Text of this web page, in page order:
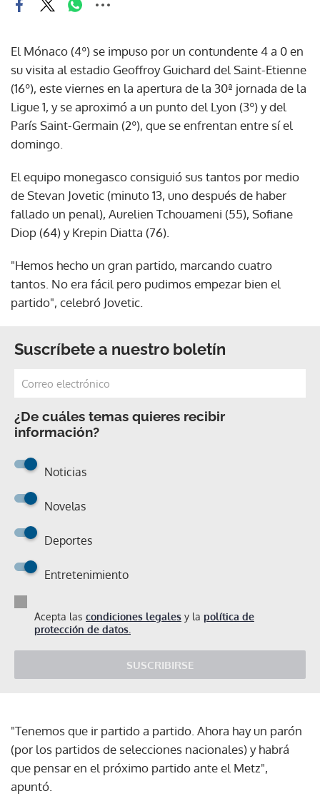
El Mónaco (4º) se impuso por un contundente 4 a 0 en
su visita al estadio Geoffroy Guichard del Saint-Etienne
(16º), este viernes en la apertura de la 30ª jornada de la
Ligue 1, y se aproximó a un punto del Lyon (3º) y del
París Saint-Germain (2º), que se enfrentan entre sí el
domingo.
El equipo monegasco consiguió sus tantos por medio
de Stevan Jovetic (minuto 13, uno después de haber
fallado un penal), Aurelien Tchouameni (55), Sofiane
Diop (64) y Krepin Diatta (76).
"Hemos hecho un gran partido, marcando cuatro
tantos. No era fácil pero pudimos empezar bien el
partido", celebró Jovetic.
Suscríbete a nuestro boletín
¿De cuáles temas quieres recibir
información?
Noticias
Novelas
Deportes
Entretenimiento
Acepta las condiciones legales y la política de
protección de datos.
SUSCRIBIRSE
"Tenemos que ir partido a partido. Ahora hay un parón
(por los partidos de selecciones nacionales) y habrá
que pensar en el próximo partido ante el Metz",
apuntó.